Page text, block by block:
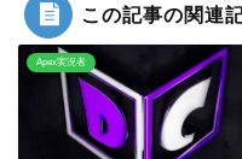
この記事の関連
Apex実況者